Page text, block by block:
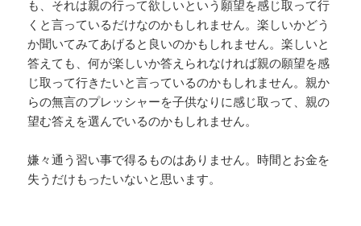
も、それは親の行って欲しいという願望を感じ取って行
くと言っているだけなのかもしれません。楽しいかどう
か聞いてみてあげると良いのかもしれません。楽しいと
答えても、何が楽しいか答えられなければ親の願望を感
じ取って行きたいと言っているのかもしれません。親か
らの無言のプレッシャーを子供なりに感じ取って、親の
望む答えを選んでいるのかもしれません。
嫌々通う習い事で得るものはありません。時間とお金を
失うだけもったいないと思います。